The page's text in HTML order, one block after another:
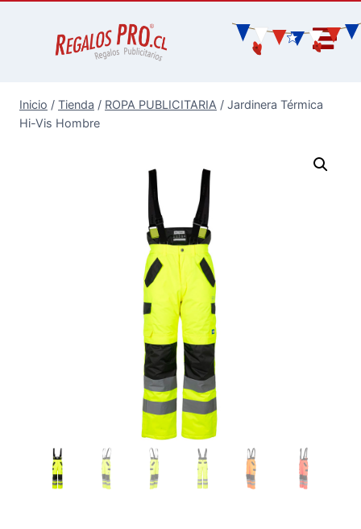
Inicio / Tienda / ROPA PUBLICITARIA / Jardinera Térmica
Hi-Vis Hombre